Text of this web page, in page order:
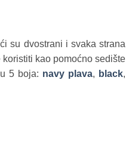
su dvostrani i svaka strana
kao pomoćno sedište
5 boja: navy plava, black,